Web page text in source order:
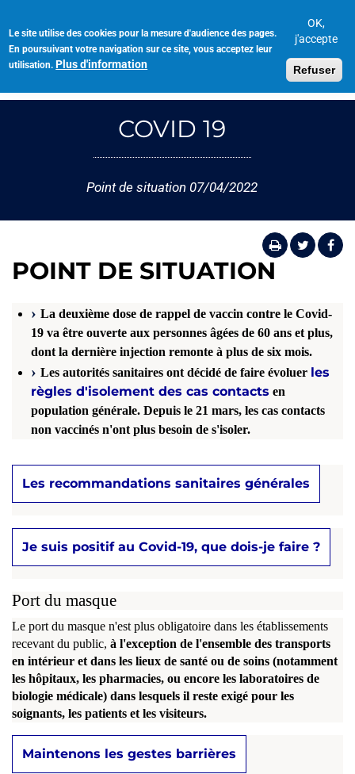
Le site utilise des cookies pour la mesure d'audience des pages.
En poursuivant votre navigation sur ce site, vous acceptez leur
utilisation. Plus d'information
OK,
j'accepte
Refuser
contenu
principal
COVID 19
Point de situation 07/04/2022
POINT DE SITUATION
La deuxième dose de rappel de vaccin contre le Covid-
19 va être ouverte aux personnes âgées de 60 ans et plus,
dont la dernière injection remonte à plus de six mois.
Les autorités sanitaires ont décidé de faire évoluer les
règles d'isolement des cas contacts en
population générale. Depuis le 21 mars, les cas contacts
non vaccinés n'ont plus besoin de s'isoler.
Les recommandations sanitaires générales
Je suis positif au Covid-19, que dois-je faire ?
Port du masque
Le port du masque n'est plus obligatoire dans les établissements
recevant du public, à l'exception de l'ensemble des transports
en intérieur et dans les lieux de santé ou de soins (notamment
les hôpitaux, les pharmacies, ou encore les laboratoires de
biologie médicale) dans lesquels il reste exigé pour les
soignants, les patients et les visiteurs.
Maintenons les gestes barrières